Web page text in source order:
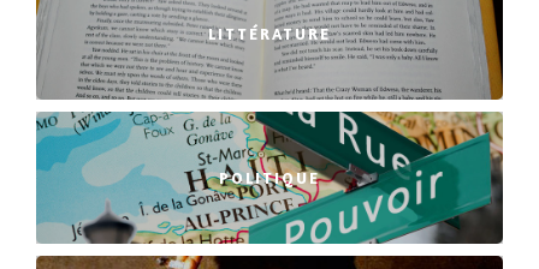
LITTÉRATURE
POLITIQUE